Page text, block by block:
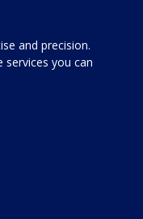
and precision.
you can